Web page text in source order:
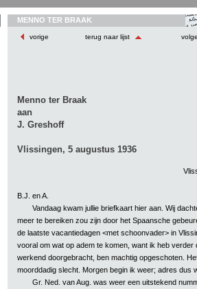
MENNO TER BRAAK
vorige terug naar lijst
Menno ter Braak
aan
J. Greshoff
Vlissingen, 5 augustus 1936
B.J. en A.
Vandaag kwam jullie briefkaart hier aan. Wij
meer te bereiken zou zijn door het Spaansche
de laatste vacantiedagen <met schoonvader> in
vooral om wat op adem te komen, want ik heb verder
werkend doorgebracht, ben machtig opgeschoten.
moorddadig slecht. Morgen begin ik weer; adres dus
Gr. Ned. van Aug. was weer een uitstekend